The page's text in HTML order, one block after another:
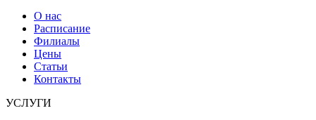
О нас
Расписание
Филиалы
Цены
Статьи
Контакты
УСЛУГИ